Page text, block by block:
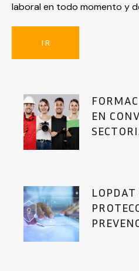
laboral en todo momento y
IR
EN
LOPDAT